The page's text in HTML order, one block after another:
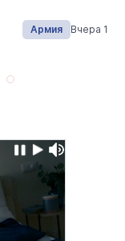
Армия Вчера